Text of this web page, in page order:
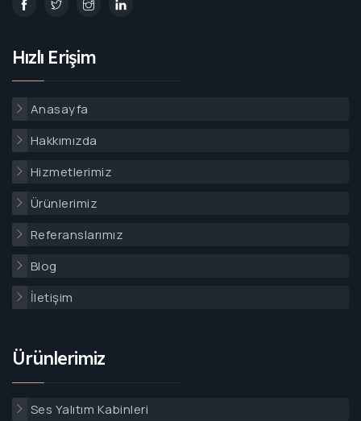
Hızlı Erişim
Anasayfa
Hakkımızda
Hizmetlerimiz
Ürünlerimiz
Referanslarımız
Blog
İletişim
Ürünlerimiz
Ses Yalıtım Kabinleri